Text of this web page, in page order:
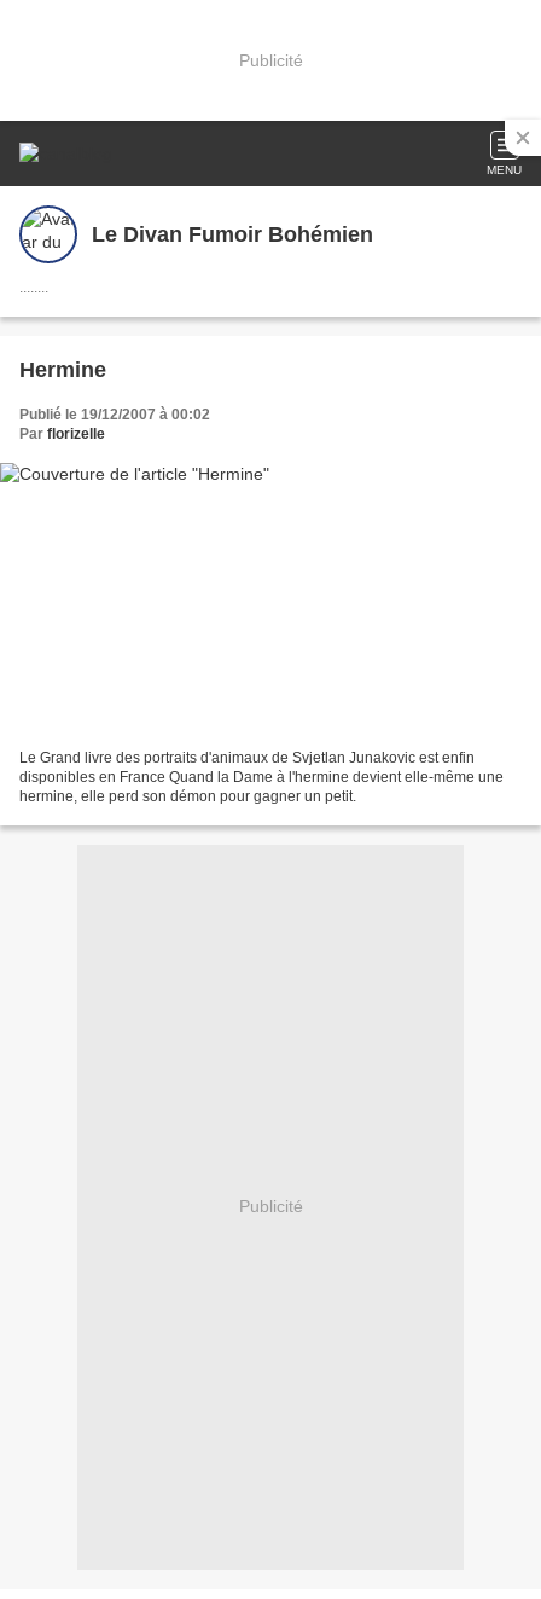
Publicité
MENU
Le Divan Fumoir Bohémien
........
Hermine
Publié le 19/12/2007 à 00:02
Par florizelle
Le Grand livre des portraits d'animaux de Svjetlan Junakovic est enfin
disponibles en France Quand la Dame à l'hermine devient elle-même une
hermine, elle perd son démon pour gagner un petit.
Publicité